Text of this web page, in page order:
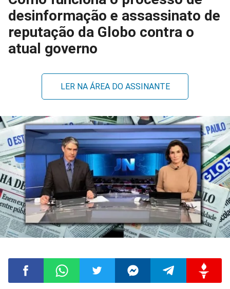
desinformação e assassinato de
reputação da Globo contra o
atual governo
LER NA ÁREA DO ASSINANTE